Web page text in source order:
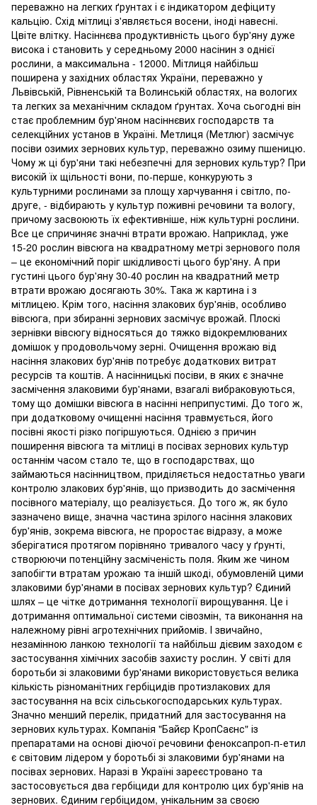
переважно на легких ґрунтах і є індикатором дефіциту
кальцію. Схід мітлиці з'являється восени, іноді навесні.
Цвіте влітку. Насіннєва продуктивність цього бур'яну дуже
висока і становить у середньому 2000 насінин з однієї
рослини, а максимальна - 12000. Мітлиця найбільш
поширена у західних областях України, переважно у
Львівській, Рівненській та Волинській областях, на вологих
та легких за механічним складом ґрунтах. Хоча сьогодні він
стає проблемним бур'яном насіннєвих господарств та
селекційних установ в Україні. Метлиця (Метлюг) засмічує
посіви озимих зернових культур, переважно озиму пшеницю.
Чому ж ці бур'яни такі небезпечні для зернових культур? При
високій їх щільності вони, по-перше, конкурують з
культурними рослинами за площу харчування і світло, по-
друге, - відбирають у культур поживні речовини та вологу,
причому засвоюють їх ефективніше, ніж культурні рослини.
Все це спричиняє значні втрати врожаю. Наприклад, уже
15-20 рослин вівсюга на квадратному метрі зернового поля
– це економічний поріг шкідливості цього бур'яну. А при
густині цього бур'яну 30-40 рослин на квадратний метр
втрати врожаю досягають 30%. Така ж картина і з
мітлицею. Крім того, насіння злакових бур'янів, особливо
вівсюга, при збиранні зернових засмічує врожай. Плоскі
зернівки вівсюгу відносяться до тяжко відокремлюваних
домішок у продовольчому зерні. Очищення врожаю від
насіння злакових бур'янів потребує додаткових витрат
ресурсів та коштів. А насінницькі посіви, в яких є значне
засмічення злаковими бур'янами, взагалі вибраковуються,
тому що домішки вівсюга в насінні неприпустимі. До того ж,
при додатковому очищенні насіння травмується, його
посівні якості різко погіршуються. Однією з причин
поширення вівсюга та мітлиці в посівах зернових культур
останнім часом стало те, що в господарствах, що
займаються насінництвом, приділяється недостатньо уваги
контролю злакових бур'янів, що призводить до засмічення
посівного матеріалу, що реалізується. До того ж, як було
зазначено вище, значна частина зрілого насіння злакових
бур'янів, зокрема вівсюга, не проростає відразу, а може
зберігатися протягом порівняно тривалого часу у ґрунті,
створюючи потенційну засміченість поля. Яким же чином
запобігти втратам урожаю та іншій шкоді, обумовленій цими
злаковими бур'янами в посівах зернових культур? Єдиний
шлях – це чітке дотримання технології вирощування. Це і
дотримання оптимальної системи сівозмін, та виконання на
належному рівні агротехнічних прийомів. І звичайно,
незамінною ланкою технології та найбільш дієвим заходом є
застосування хімічних засобів захисту рослин. У світі для
боротьби зі злаковими бур'янами використовується велика
кількість різноманітних гербіцидів протизлакових для
застосування на всіх сільськогосподарських культурах.
Значно менший перелік, придатний для застосування на
зернових культурах. Компанія "Байєр КропСаєнс" із
препаратами на основі діючої речовини феноксапроп-п-етил
є світовим лідером у боротьбі зі злаковими бур'янами на
посівах зернових. Наразі в Україні зареєстровано та
застосовується два гербіциди для контролю цих бур'янів на
зернових. Єдиним гербіцидом, унікальним за своєю